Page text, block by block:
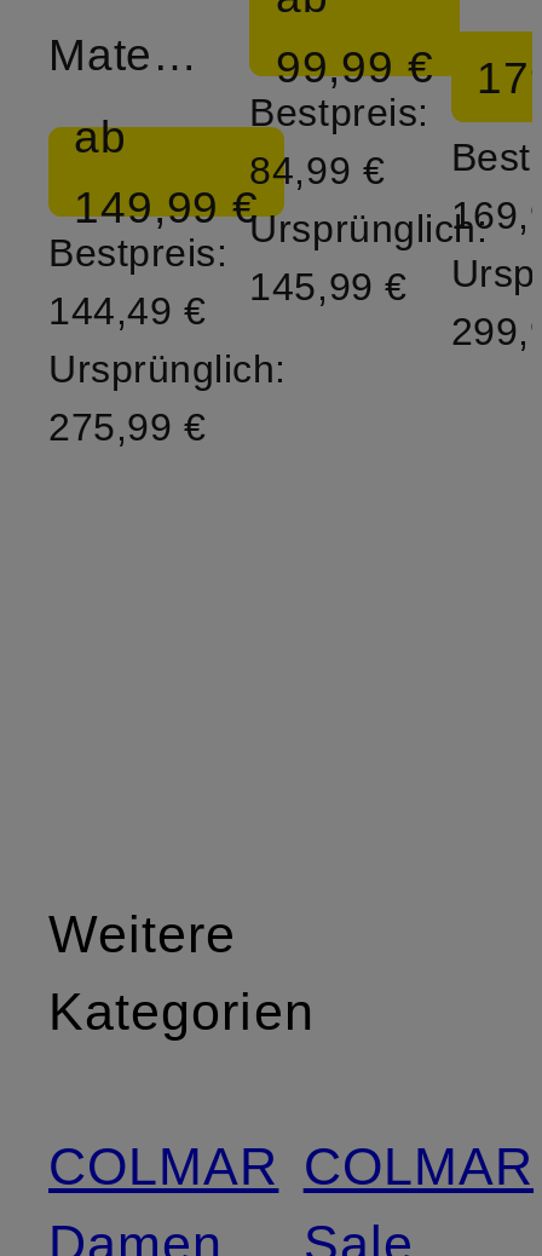
Materialmix
ab
149,99 €
Bestpreis:
144,49 €
Ursprünglich:
275,99 €
99,99 €
Bestpreis:
84,99 €
Ursprünglich:
145,99 €
Weitere
Kategorien
COLMAR
Damen
COLMAR
Sale